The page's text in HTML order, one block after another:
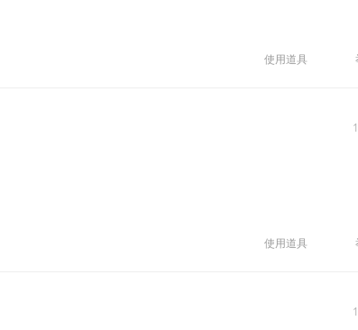
使用道具
使用道具